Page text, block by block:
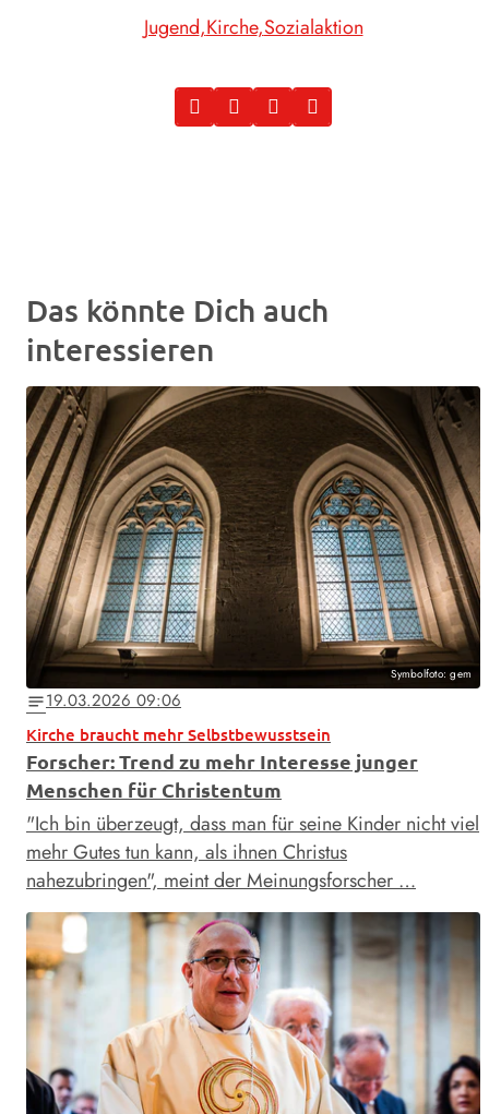
Jugend Kirche Sozialaktion
Das könnte Dich auch
interessieren
Symbolfoto: gem
notes19.03.2026 09:06
Kirche braucht mehr Selbstbewusstsein
Forscher: Trend zu mehr Interesse junger
Menschen für Christentum
"Ich bin überzeugt, dass man für seine Kinder nicht viel
mehr Gutes tun kann, als ihnen Christus
nahezubringen", meint der Meinungsforscher …